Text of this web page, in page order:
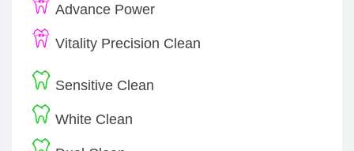
Advance Power
Vitality Precision Clean
Sensitive Clean
White Clean